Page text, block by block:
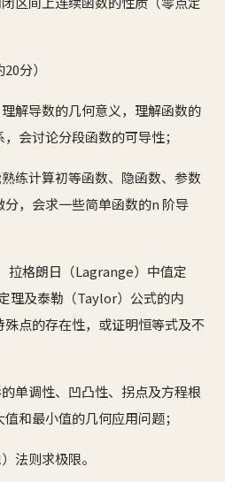
分）
解导数的几何意义，理解函数的
会讨论分段函数的可导性；
练计算初等函数、隐函数、参数
，会求一些简单函数的n 阶导
拉格朗日（Lagrange）中值定
理及泰勒（Taylor）公式的内
点的存在性，或证明恒等式及不
单调性、凹凸性、拐点及方程根
和最小值的几何应用问题；
法则求极限。